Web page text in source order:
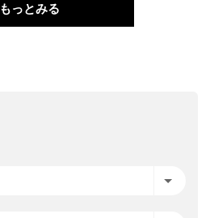
もっとみる